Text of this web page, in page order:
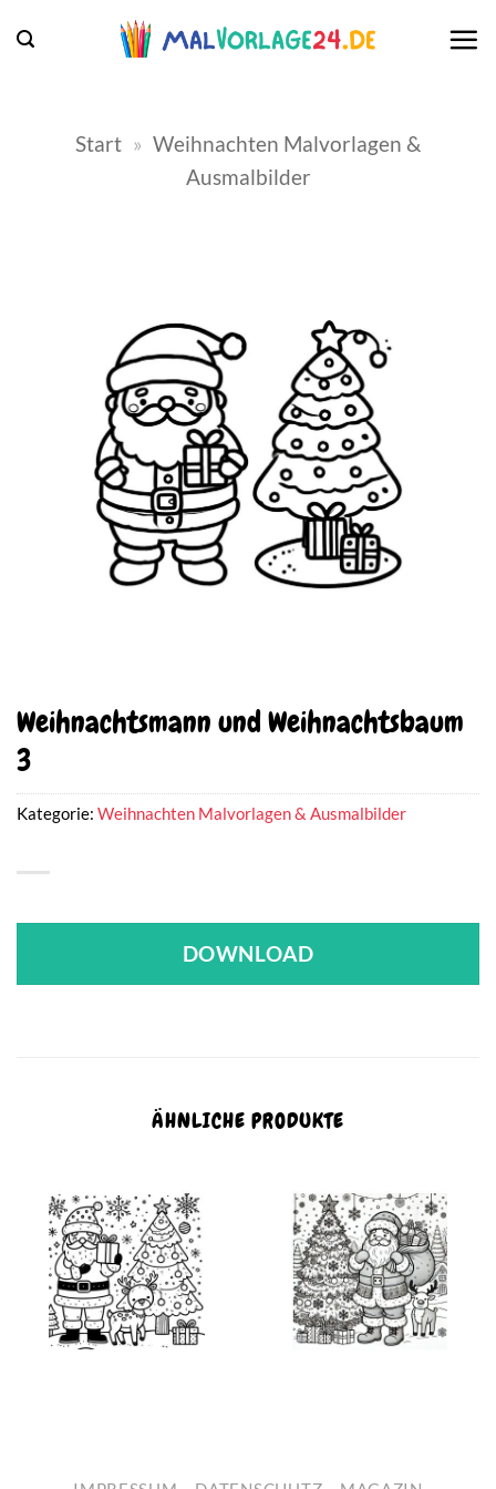
Inhalt
Start » Weihnachten Malvorlagen &
Ausmalbilder
Weihnachtsmann und Weihnachtsbaum
3
DOWNLOAD
Kategorie: Weihnachten Malvorlagen & Ausmalbilder
ÄHNLICHE PRODUKTE